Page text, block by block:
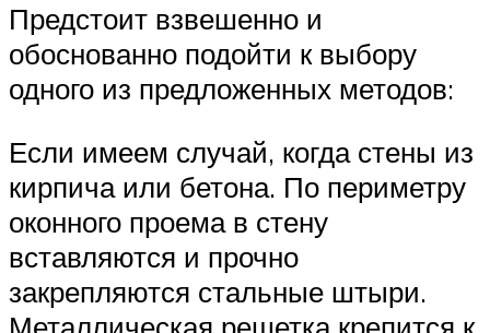
Предстоит взвешенно и
обоснованно подойти к выбору
одного из предложенных методов:
Если имеем случай, когда стены из
кирпича или бетона. По периметру
оконного проема в стену
вставляются и прочно
закрепляются стальные штыри.